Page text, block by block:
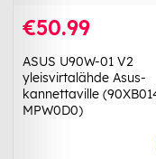
€50.99
ASUS U90W-01 V2
yleisvirtalähde Asus-
kannettaville
MPW0D0)